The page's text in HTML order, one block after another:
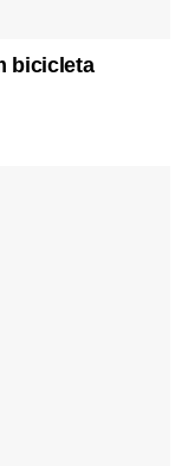
bicicleta